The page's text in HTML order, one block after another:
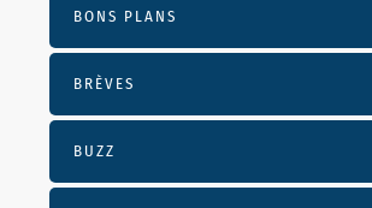
BONS PLANS
BRÈVES
BUZZ